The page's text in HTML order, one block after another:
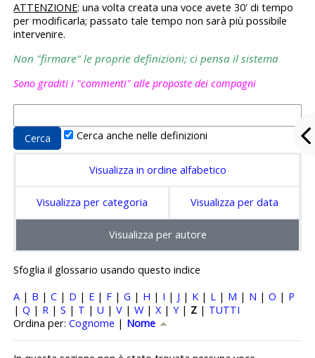
ATTENZIONE: una volta creata una voce avete 30' di tempo
per modificarla; passato tale tempo non sarà più possibile
intervenire.
Non "firmare" le proprie definizioni; ci pensa il sistema
Sono graditi i "commenti" alle proposte dei compagni
Cerca anche nelle definizioni
Visualizza in ordine alfabetico
Visualizza per categoria Visualizza per data
Visualizza per autore
Sfoglia il glossario usando questo indice
A | B |C | D | E | F |G | H | I | J | K | L | M | N |O | P
|Q | R |S | T |U |V |W |X |Y| Z | TUTTI
Ordinato per Nome crescente
Ordina per:Cognome | Nome